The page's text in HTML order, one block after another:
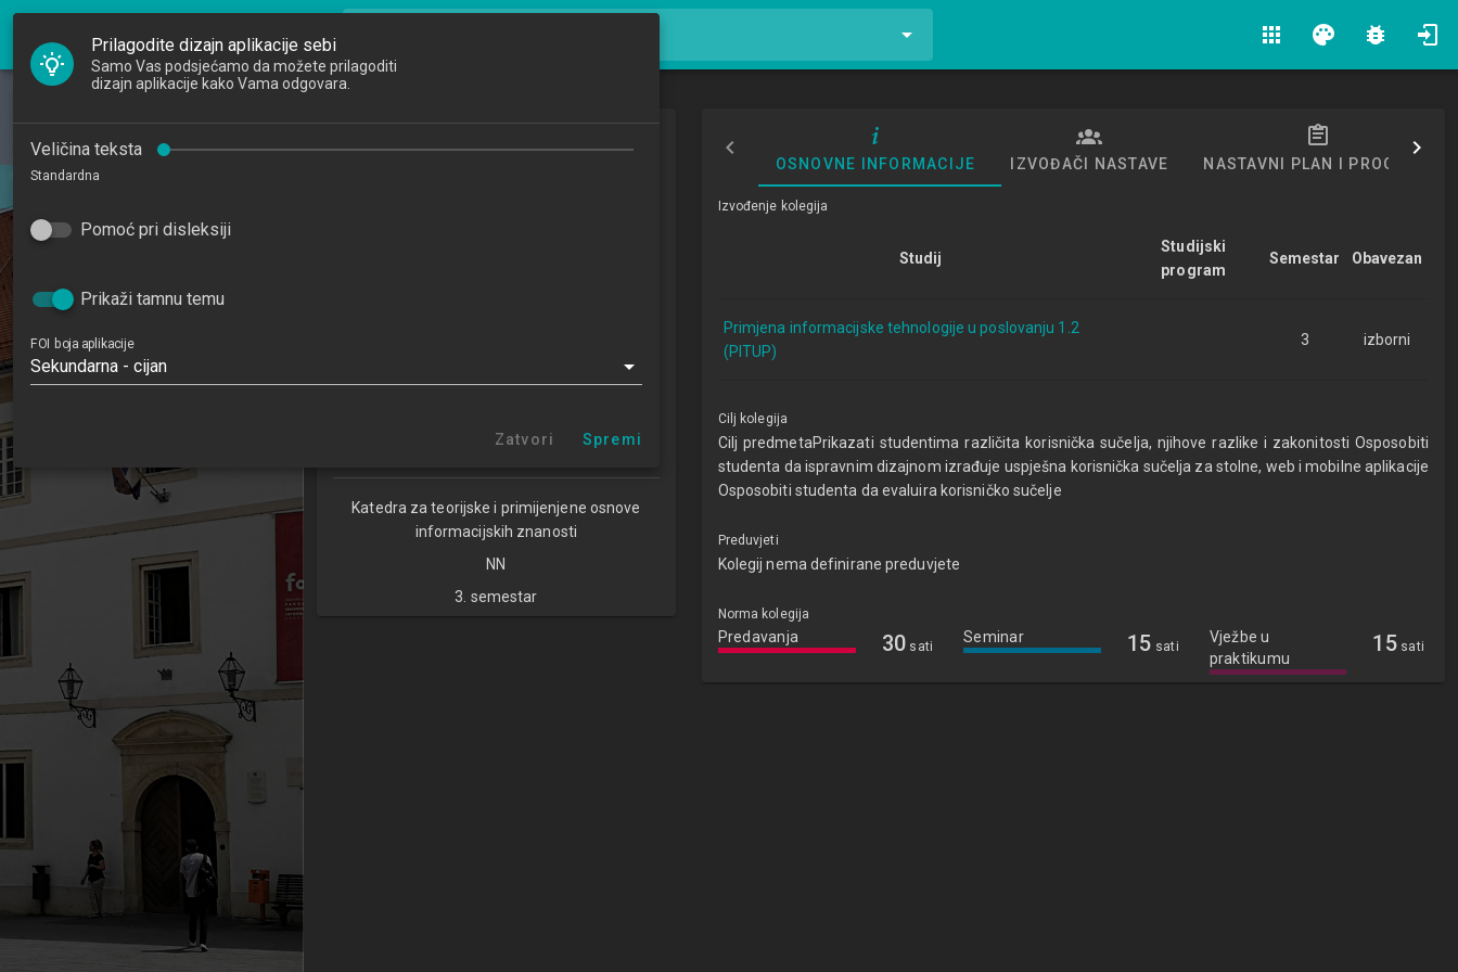
Djelatnici
Katedre
FOI Nastava apps palette bug_report
Dizajn programskih proizvoda
Studijski centar Zabok (PITUP 1.2)
Studijski centar Sisak
Katedra za teorijske i primijenjene osnove
informacijskih znanosti
NN
3. semestar
OSNOVNE INFORMACIJE IZVOĐAČI NASTAVE NASTAVNI PLAN I PROGRAM
Izvođenje kolegija
Studij
Studijski
program
Semestar Obavezan
Primjena informacijske tehnologije u poslovanju 1.2
(PITUP)
3 izborni
Cilj kolegija
Cilj predmetaPrikazati studentima različita korisnička sučelja, njihove razlike i zakonitosti Osposobiti
studenta da ispravnim dizajnom izrađuje uspješna korisnička sučelja za stolne, web i mobilne aplikacije
Osposobiti studenta da evaluira korisničko sučelje
Preduvjeti
Kolegij nema definirane preduvjete
Norma kolegija
Predavanja 30 sati
Seminar 15 sati
Vježbe u
praktikumu
15 sati
Prilagodite dizajn aplikacije sebi
Samo Vas podsjećamo da možete prilagoditi
dizajn aplikacije kako Vama odgovara.
Veličina teksta
Standardna
Pomoć pri disleksiji
Prikaži tamnu temu
FOI boja aplikacije
Sekundarna - cijan
Zatvori Spremi